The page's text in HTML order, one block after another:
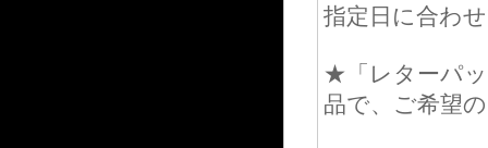
指定日に合わ
★「レターパ
品で、ご希望